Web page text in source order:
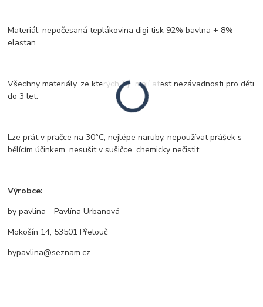
Materiál: nepočesaná teplákovina digi tisk 92% bavlna + 8%
elastan
Všechny materiály. ze kterých šiji, mají atest nezávadnosti pro děti
do 3 let.
Lze prát v pračce na 30°C, nejlépe naruby, nepoužívat prášek s
bělícím účinkem, nesušit v sušičce, chemicky nečistit.
Výrobce:
by pavlina - Pavlína Urbanová
Mokošín 14, 53501 Přelouč
bypavlina@seznam.cz